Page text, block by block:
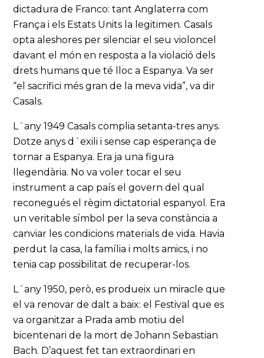
dictadura de Franco: tant Anglaterra com
França i els Estats Units la legitimen. Casals
opta aleshores per silenciar el seu violoncel
davant el món en resposta a la violació dels
drets humans que té lloc a Espanya. Va ser
“el sacrifici més gran de la meva vida”, va dir
Casals.
L´any 1949 Casals complia setanta-tres anys.
Dotze anys d´exili i sense cap esperança de
tornar a Espanya. Era ja una figura
llegendària. No va voler tocar el seu
instrument a cap país el govern del qual
reconegués el règim dictatorial espanyol. Era
un veritable símbol per la seva constància a
canviar les condicions materials de vida. Havia
perdut la casa, la família i molts amics, i no
tenia cap possibilitat de recuperar-los.
L´any 1950, però, es produeix un miracle que
el va renovar de dalt a baix: el Festival que es
va organitzar a Prada amb motiu del
bicentenari de la mort de Johann Sebastian
Bach. D’aquest fet tan extraordinari en